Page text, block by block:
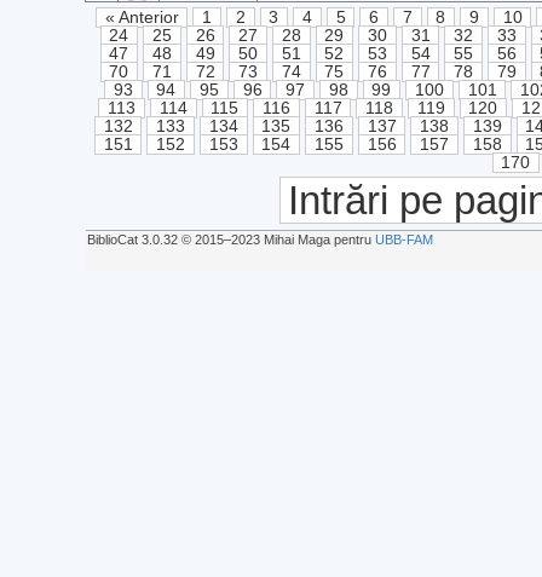
« Anterior 1 2 3 4 5 6 7 8 9
10
24
25 26 27 28 29 30 31 32 33
47
48 49 50 51 52 53 54 55 56
70
71 72 73 74 75 76 77 78 79
93
94 95 96 97 98 99 100 101
113
114 115 116 117 118 119 120
132
133 134 135 136 137 138 139
151
152 153 154 155 156 157 158
170
Intrări pe
BiblioCat 3.0.32 © 2015‒2023 Mihai Maga pentru UBB-FAM